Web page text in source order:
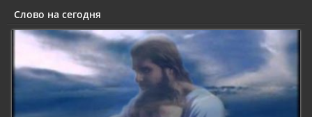
Слово на сегодня